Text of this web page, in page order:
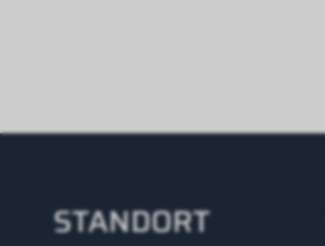
STANDORT